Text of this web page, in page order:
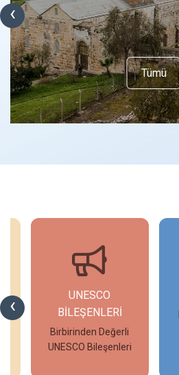
‹
Tümü
‹
UNESCO
BİLEŞENLERİ
Birbirinden Değerli
UNESCO Bileşenleri
İncele